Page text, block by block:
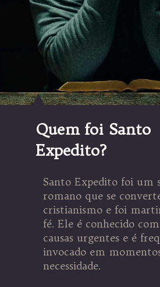
Quem foi Santo
Expedito?
Santo Expedito foi um
romano que se
cristianismo e foi
fé. Ele é conhecido
causas urgentes e é
invocado em
necessidade.